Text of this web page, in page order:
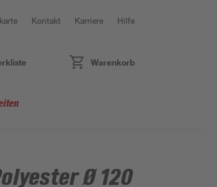
Kontakt Karriere Hilfe
Warenkorb
Ø 120